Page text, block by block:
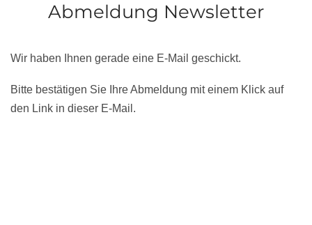
Abmeldung Newsletter
Wir haben Ihnen gerade eine E-Mail geschickt.
Bitte bestätigen Sie Ihre Abmeldung mit einem Klick auf
den Link in dieser E-Mail.